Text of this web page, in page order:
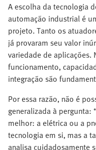
A escolha da tecnologia
automação industrial é
projeto. Tanto os
já provaram seu valor
variedade de aplicações.
funcionamento,
integração são
Por essa razão, não é
generalizada à pergunta:
melhor: a elétrica ou a
tecnologia em si, mas a
analisa cuidadosamente